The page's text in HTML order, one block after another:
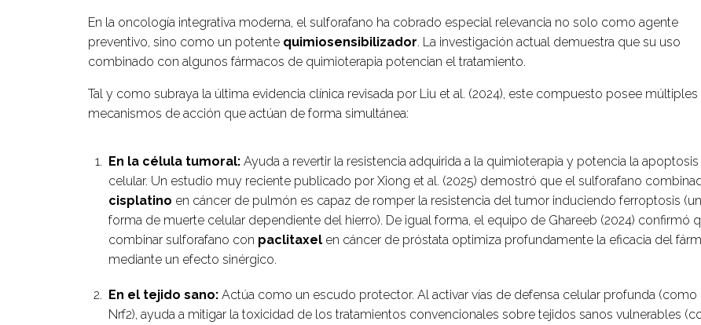
En la oncología integrativa moderna, el sulforafano ha cobrado especial relevancia no solo como agente
preventivo, sino como un potente quimiosensibilizador. La investigación actual demuestra que su uso
combinado con algunos fármacos de quimioterapia potencian el tratamiento.
Tal y como subraya la última evidencia clínica revisada por Liu et al. (2024), este compuesto posee múltiples
mecanismos de acción que actúan de forma simultánea:
En la célula tumoral: Ayuda a revertir la resistencia adquirida a la quimioterapia y potencia la apoptosis
celular. Un estudio muy reciente publicado por Xiong et al. (2025) demostró que el sulforafano
cisplatino en cáncer de pulmón es capaz de romper la resistencia del tumor induciendo ferroptosis
forma de muerte celular dependiente del hierro). De igual forma, el equipo de Ghareeb (2024) confirmó
combinar sulforafano con paclitaxel en cáncer de próstata optimiza profundamente la eficacia del
mediante un efecto sinérgico.
En el tejido sano: Actúa como un escudo protector. Al activar vías de defensa celular profunda (como
Nrf2), ayuda a mitigar la toxicidad de los tratamientos convencionales sobre tejidos sanos vulnerables